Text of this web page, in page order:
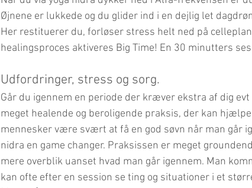
Øjnene er lukkede og du glider ind i en dejlig let
Her restituerer du, forløser stress helt ned på
healingsproces aktiveres Big Time! En 30 minutters
Udfordringer, stress og sorg.
Går du igennem en periode der kræver ekstra af dig
meget healende og beroligende praksis, der kan
mennesker være svært at få en god søvn når man går
nidra en game changer. Praksissen er meget
mere overblik uanset hvad man går igennem. Man
kan ofte efter en session se ting og situationer i et